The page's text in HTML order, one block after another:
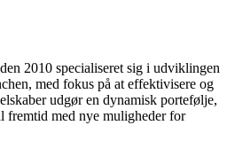
2010 specialiseret sig i udviklingen
med fokus på at effektivisere og
udgør en dynamisk portefølje,
fremtid med nye muligheder for